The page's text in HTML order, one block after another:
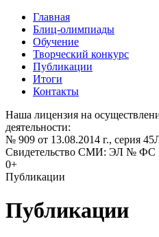
Главная
Блиц-олимпиады
Обучение
Творческий конкурс
Публикации
Итоги
Контакты
Наша лицензия на
деятельности:
№ 909 от 13.08.2014 г., серия
Свидетельство СМИ: ЭЛ № ФС
0+
Публикации
Публикации